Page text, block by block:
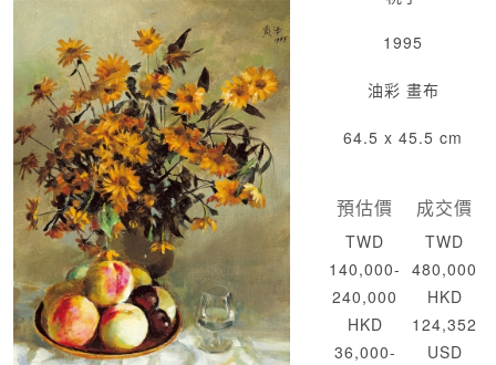
1995
油彩 畫布
64.5 x 45.5 cm
預估價
TWD
140,000-
240,000
HKD
36,000-
成交價
TWD
480,000
HKD
124,352
USD